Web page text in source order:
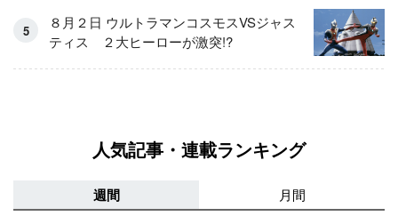
８月２日 ウルトラマンコスモスVSジャス
ティス ２大ヒーローが激突!?
人気記事・連載ランキング
週間 月間